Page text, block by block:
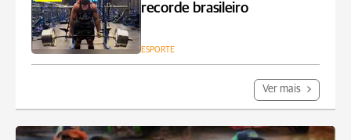
recorde brasileiro
ESPORTE
Ver mais